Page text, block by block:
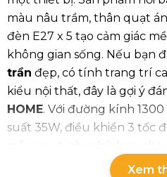
màu nâu trầm, thân quạt
đèn E27 x 5 tạo cảm giác
không gian sống. Nếu bạn
trần đẹp, có tính trang trí
kiểu nội thất, đây là gợi ý
HOME. Với đường kính
suất 35W, điều khiển 3 tốc
mẫu quạt này phù hợp cho
ngủ, phòng ăn hoặc căn hộ
Xem